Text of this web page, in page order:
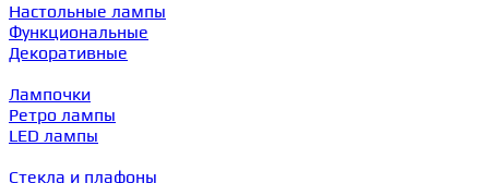
Настольные лампы
Функциональные
Декоративные
Лампочки
Ретро лампы
LED лампы
Стекла и плафоны